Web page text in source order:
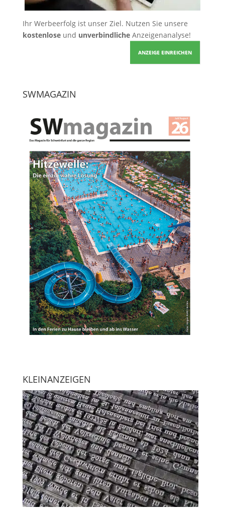
Ihr Werbeerfolg ist unser Ziel. Nutzen Sie unsere
kostenloseund unverbindlicheAnzeigenanalyse!
ANZEIGE EINREICHEN
SWMAGAZIN
KLEINANZEIGEN